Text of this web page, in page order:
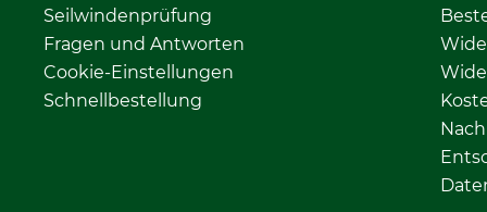
Seilwindenprüfung
Fragen und Antworten
Cookie-Einstellungen
Schnellbestellung